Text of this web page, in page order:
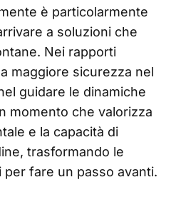
è particolarmente
a soluzioni che
Nei rapporti
maggiore sicurezza nel
guidare le dinamiche
momento che valorizza
e la capacità di
trasformando le
fare un passo avanti.